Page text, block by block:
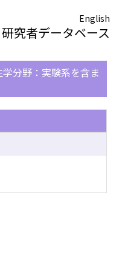
English
研究者データベース
分野：実験系を含ま